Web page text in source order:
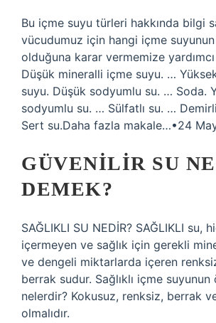
Bu içme suyu türleri hakkında bilgi
vücudumuz için hangi içme suyunun
olduğuna karar vermemize
Düşük mineralli içme suyu. …
suyu. Düşük sodyumlu su. … Soda.
sodyumlu su. … Sülfatlı su. …
Sert su.Daha fazla makale…•24
GÜVENILIR SU NE
DEMEK?
SAĞLIKLI SU NEDİR? SAĞLIKLI su,
içermeyen ve sağlık için gerekli
ve dengeli miktarlarda içeren
berrak sudur. Sağlıklı içme
nelerdir? Kokusuz, renksiz, berrak
olmalıdır.